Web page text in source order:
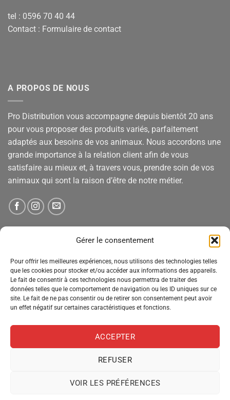
Gérer le consentement
Pour offrir les meilleures expériences, nous utilisons des technologies telles
que les cookies pour stocker et/ou accéder aux informations des appareils.
Le fait de consentir à ces technologies nous permettra de traiter des
données telles que le comportement de navigation ou les ID uniques sur ce
site. Le fait de ne pas consentir ou de retirer son consentement peut avoir
un effet négatif sur certaines caractéristiques et fonctions.
ACCEPTER
REFUSER
VOIR LES PRÉFÉRENCES
tel : 0596 70 40 44
Contact : Formulaire de contact
A PROPOS DE NOUS
Pro Distribution vous accompagne depuis bientôt 20 ans
pour vous proposer des produits variés, parfaitement
adaptés aux besoins de vos animaux. Nous accordons une
grande importance à la relation client afin de vous
satisfaire au mieux et, à travers vous, prendre soin de vos
animaux qui sont la raison d’être de notre métier.
Tenez-vous informé des nouveautés, des offres spéciales
et des remises.